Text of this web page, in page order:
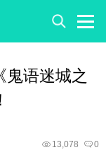
鬼语迷城之
0
13,078